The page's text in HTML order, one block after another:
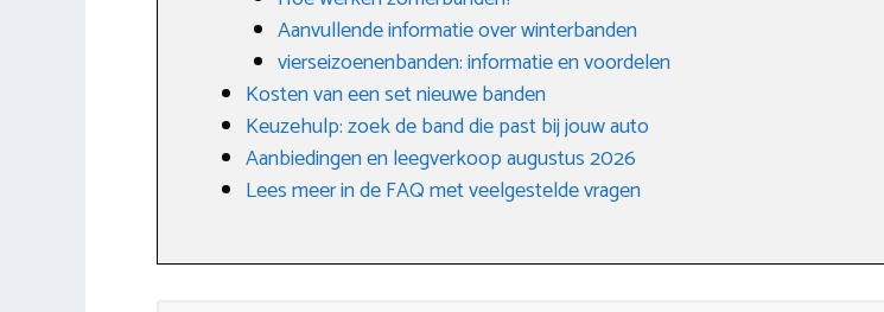
Aanvullende informatie over winterbanden
vierseizoenenbanden: informatie en voordelen
Kosten van een set nieuwe banden
Keuzehulp: zoek de band die past bij jouw auto
Aanbiedingen en leegverkoop augustus 2026
Lees meer in de FAQ met veelgestelde vragen